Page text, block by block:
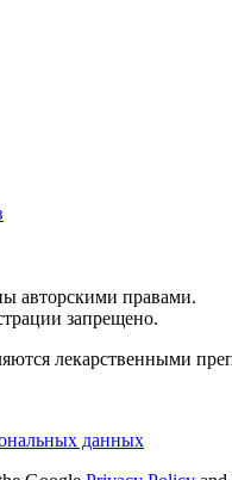
авторскими правами.
запрещено.
лекарственными
данных